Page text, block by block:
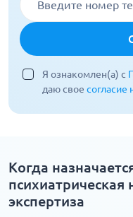
Я ознакомлен(а) с
даю свое согласие
Когда
психиатрическая
экспертиза